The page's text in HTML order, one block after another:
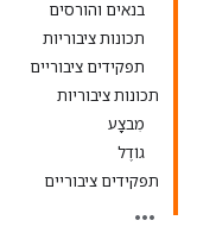
בנאים והורסים
תכונות ציבוריות
תפקידים ציבוריים
תכונות ציבוריות
מִבצָע
גוֹדֶל
תפקידים ציבוריים